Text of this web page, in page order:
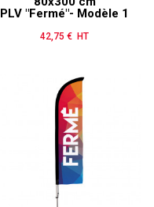
PLV "Fermé"- Modèle 1
Prix
42,75 € HT